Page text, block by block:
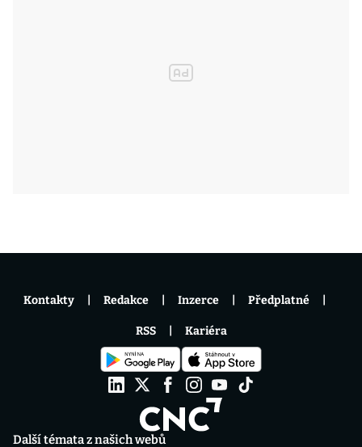
Další témata z našich webů
Kontakty Redakce Inzerce Předplatné
RSS Kariéra